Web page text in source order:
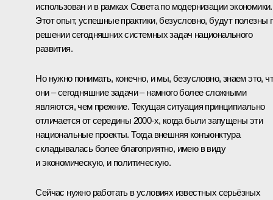
использован и в рамках Совета по модернизации экономики.
Этот опыт, успешные практики, безусловно, будут полезны
решении сегодняшних системных задач национального
развития.
Но нужно понимать, конечно, и мы, безусловно, знаем это,
они – сегодняшние задачи – намного более сложными
являются, чем прежние. Текущая ситуация принципиально
отличается от середины 2000-х, когда были запущены эти
национальные проекты. Тогда внешняя конъюнктура
складывалась более благоприятно, имею в виду
и экономическую, и политическую.
Сейчас нужно работать в условиях известных серьёзных